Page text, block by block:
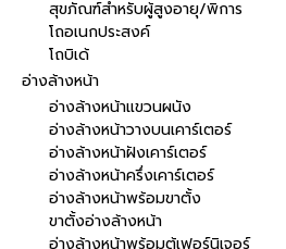
สุขภัณฑ์สำหรับผู้สูงอายุ/พิการ
โถอเนกประสงค์
โถบิเด้
อ่างล้างหน้า
อ่างล้างหน้าแขวนผนัง
อ่างล้างหน้าวางบนเคาร์เตอร์
อ่างล้างหน้าฝังเคาร์เตอร์
อ่างล้างหน้าครึ่งเคาร์เตอร์
อ่างล้างหน้าพร้อมขาตั้ง
ขาตั้งอ่างล้างหน้า
อ่างล้างหน้าพร้อมตู้เฟอร์นิเจอร์